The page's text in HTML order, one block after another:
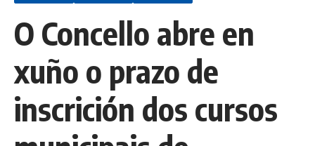
O Concello abre en
xuño o prazo de
inscrición dos cursos